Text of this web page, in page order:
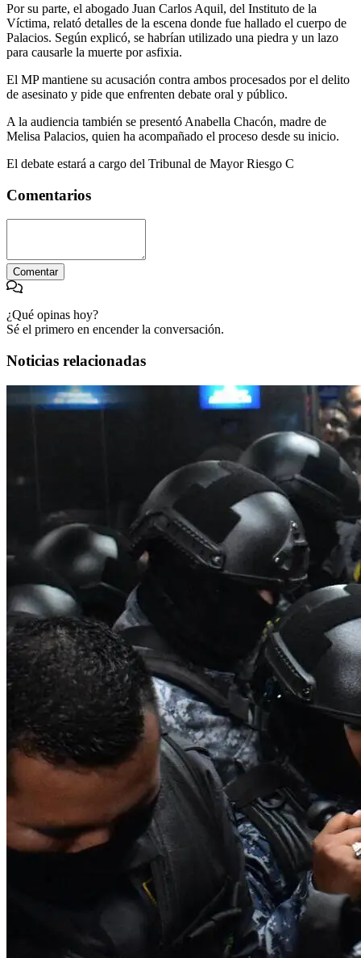
Por su parte, el abogado Juan Carlos Aquil, del Instituto de la
Víctima, relató detalles de la escena donde fue hallado el cuerpo de
Palacios. Según explicó, se habrían utilizado una piedra y un lazo
para causarle la muerte por asfixia.
El MP mantiene su acusación contra ambos procesados por el delito
de asesinato y pide que enfrenten debate oral y público.
A la audiencia también se presentó Anabella Chacón, madre de
Melisa Palacios, quien ha acompañado el proceso desde su inicio.
El debate estará a cargo del Tribunal de Mayor Riesgo C
Comentarios
Comentar
¿Qué opinas hoy?
Sé el primero en encender la conversación.
Noticias relacionadas